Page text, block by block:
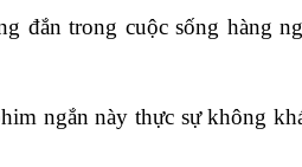
đắn trong cuộc sống hàng
ngắn này thực sự không